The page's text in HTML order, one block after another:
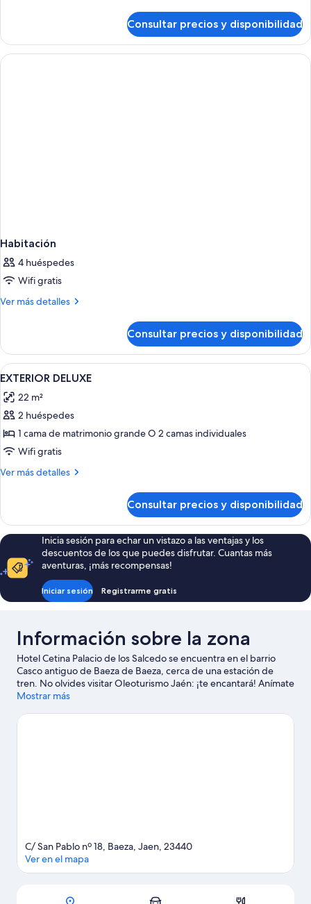
Consultar precios y disponibilidad
Habitación
4 huéspedes
Wifi gratis
Ver más detalles
Más
Consultar precios y disponibilidad
Abrir
todas
las
fotos
de
EXTERIOR
DELUXE
Sábanas de algodón egipcio,
5
EXTERIOR DELUXE
22 m²
2 huéspedes
1 cama de matrimonio grande O 2 camas individuales
Wifi gratis
Ver más detalles
Más
DELUXE
Consultar precios y disponibilidad
Inicia sesión para echar un vistazo a las ventajas y los
descuentos de los que puedes disfrutar. Cuantas más
aventuras, ¡más recompensas!
Iniciar sesión Registrarme gratis
Información sobre la zona
Hotel Cetina Palacio de los Salcedo se encuentra en el barrio
Casco antiguo de Baeza de Baeza, cerca de una estación de
tren. No olvides visitar Oleoturismo Jaén: ¡te encantará! Anímate
a practicar actividades al aire libre, como las rutas a pie o en
Mostrar más
Mapa
C/ San Pablo nº 18, Baeza, Jaen, 23440
Ver en el mapa